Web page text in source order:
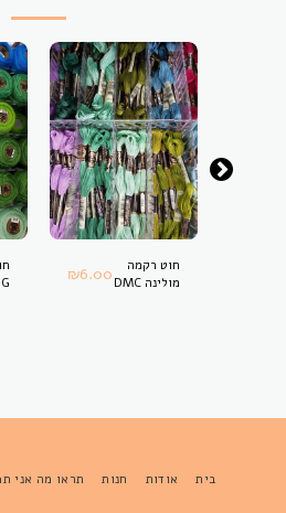
חוט רקמה
מולינה DMC
₪6.00
בית אודות חנות תראו מה אני